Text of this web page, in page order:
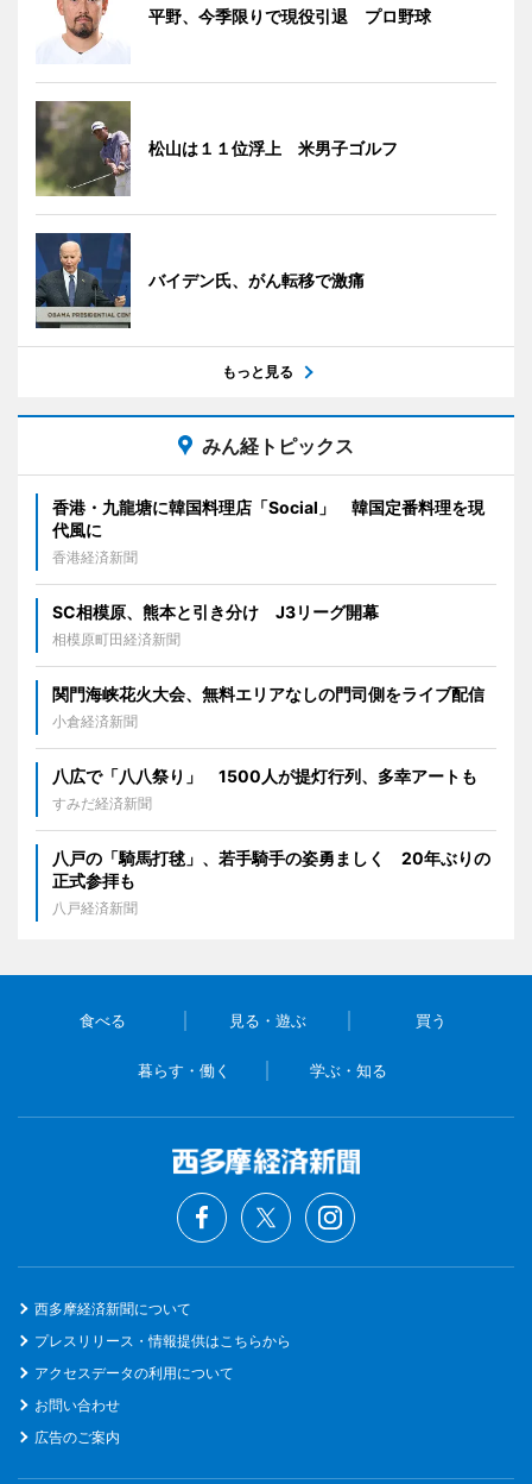
平野、今季限りで現役引退 プロ野球
松山は１１位浮上 米男子ゴルフ
バイデン氏、がん転移で激痛
もっと見る
みん経トピックス
香港・九龍塘に韓国料理店「Social」 韓国定番料理を現
代風に
香港経済新聞
SC相模原、熊本と引き分け J3リーグ開幕
相模原町田経済新聞
関門海峡花火大会、無料エリアなしの門司側をライブ配信
小倉経済新聞
八広で「八八祭り」 1500人が提灯行列、多幸アートも
すみだ経済新聞
八戸の「騎馬打毬」、若手騎手の姿勇ましく 20年ぶりの
正式参拝も
八戸経済新聞
食べる 見る・遊ぶ 買う
暮らす・働く 学ぶ・知る
西多摩経済新聞について
プレスリリース・情報提供はこちらから
アクセスデータの利用について
お問い合わせ
広告のご案内